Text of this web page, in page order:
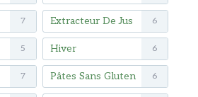
7 Extracteur De Jus 6
5 Hiver 6
7 Pâtes Sans Gluten 6